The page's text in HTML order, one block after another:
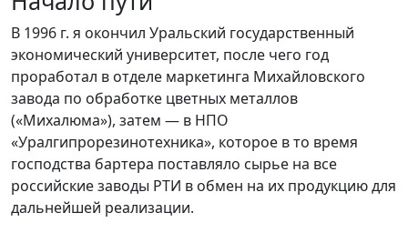
В 1996 г. я окончил Уральский государственный
экономический университет, после чего год
проработал в отделе маркетинга Михайловского
завода по обработке цветных металлов
(«Михалюма»), затем — в НПО
«Уралгипрорезинотехника», которое в то время
господства бартера поставляло сырье на все
российские заводы РТИ в обмен на их продукцию для
дальнейшей реализации.